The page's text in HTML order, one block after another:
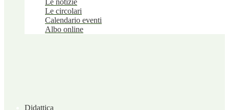
Le notizie
Le circolari
Calendario eventi
Albo online
Didattica